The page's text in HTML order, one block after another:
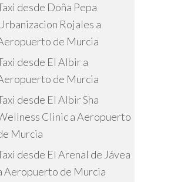
desde Doña Pepa
Rojales a
de Murcia
desde El Albir a
de Murcia
desde El Albir Sha
Clinic a Aeropuerto
Murcia
desde El Arenal de Jávea
Aeropuerto de Murcia